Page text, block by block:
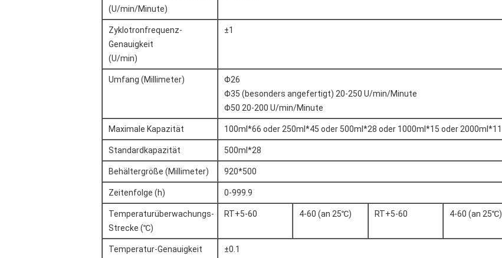
(U/min/Minute)
Zyklotronfrequenz-
Genauigkeit
(U/min)
±1
Umfang (Millimeter)
Φ26
Φ35 (besonders angefertigt) 20-250 U/min/Minute
Φ50 20-200 U/min/Minute
Maximale Kapazität 100ml*66 oder 250ml*45 oder 500ml*28 oder 1000ml*15 oder 2000ml*11
Standardkapazität 500ml*28
Behältergröße (Millimeter) 920*500
Zeitenfolge (h) 0-999.9
Temperaturüberwachungs-
Strecke (℃)
RT+5-60 4-60 (an 25℃) RT+5-60 4-60 (an 25℃)
Temperatur-Genauigkeit
±0.1